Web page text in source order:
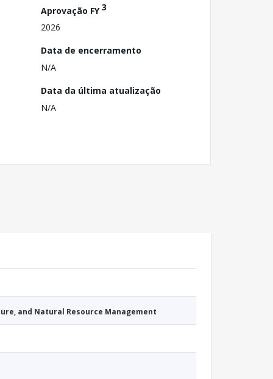
Aprovação FY3
2026
Data de encerramento
N/A
Data da última atualização
N/A
and Natural Resource Management